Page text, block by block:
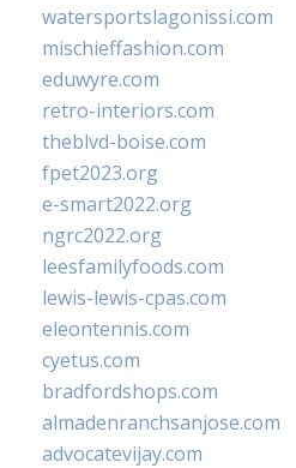
watersportslagonissi.com
mischieffashion.com
eduwyre.com
retro-interiors.com
theblvd-boise.com
fpet2023.org
e-smart2022.org
ngrc2022.org
leesfamilyfoods.com
lewis-lewis-cpas.com
eleontennis.com
cyetus.com
bradfordshops.com
almadenranchsanjose.com
advocatevijay.com